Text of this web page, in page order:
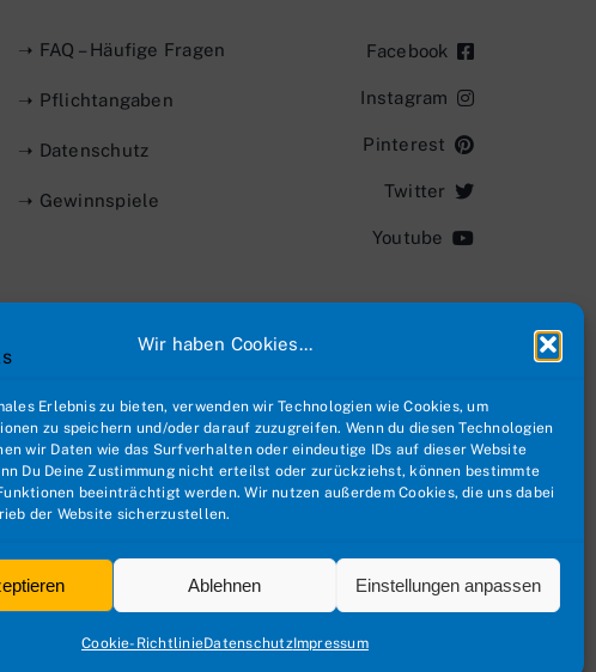
Wir haben Cookies...
Erlebnis zu bieten, verwenden wir Technologien wie Cookies, um
zu speichern und/oder darauf zuzugreifen. Wenn du diesen Technologien
wir Daten wie das Surfverhalten oder eindeutige IDs auf dieser Website
Du Deine Zustimmung nicht erteilst oder zurückziehst, können bestimmte
beeinträchtigt werden. Wir nutzen außerdem Cookies, die uns dabei
der Website sicherzustellen.
Ablehnen Einstellungen anpassen
Cookie-RichtlinieDatenschutzImpressum
➝ FAQ – Häufige Fragen
➝ Pflichtangaben
➝ Datenschutz
➝ Gewinnspiele
Facebook
Instagram
Pinterest
Twitter
Youtube
vorbehalten |Impressum.
geschützt durch die LEGO Gruppe. STAR WARS und alle in Verbindung
Alle Rechte vorbehalten.